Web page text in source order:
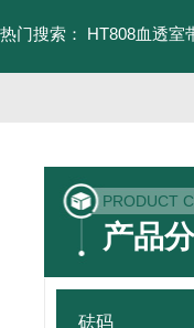
热门搜索： HT808血透室
PRODUCT
产品
砝码